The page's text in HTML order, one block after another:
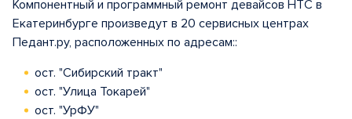
Компонентный и программный ремонт девайсов HTC в
Екатеринбурге произведут в 20 сервисных центрах
Педант.ру, расположенных по адресам::
ост. "Сибирский тракт"
ост. "Улица Токарей"
ост. "УрФУ"